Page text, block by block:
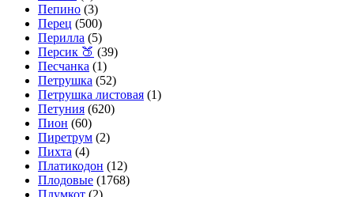
Пепино (3)
Перец (500)
Перилла (5)
Персик 🍑 (39)
Песчанка (1)
Петрушка (52)
Петрушка листовая (1)
Петуния (620)
Пион (60)
Пиретрум (2)
Пихта (4)
Платикодон (12)
Плодовые (1768)
Плумкот (2)